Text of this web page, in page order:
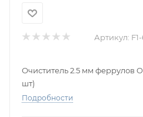
Артикул:
Очиститель 2.5 мм феррулов
шт)
Подробности